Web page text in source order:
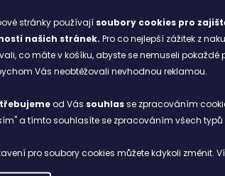
stránky používají soubory cookies pro
našich stránek. Pro co nejlepší zážitek z
co máte v košíku, abyste se nemuseli pokaždé
Vás neobtěžovali nevhodnou reklamou.
od Vás souhlasse zpracováním
a tímto souhlasíte se zpracováním všech typů
pro soubory cookies můžete kdykoli změnit.
8 cm. Komfort nošení zvyšuje vložka z